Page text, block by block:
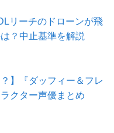
リーチのドローンが飛
？中止基準を解説
？】『ダッフィー＆フレ
クター声優まとめ